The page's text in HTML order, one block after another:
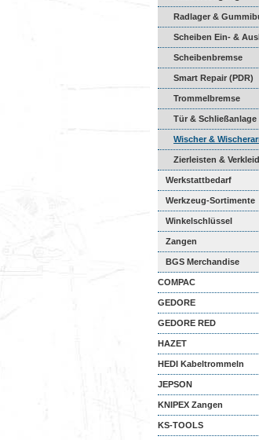
Radlager &
Scheiben Ein- &
Scheibenbremse
Smart Repair (PDR)
Trommelbremse
Tür & Schließanlage
Wischer &
Zierleisten &
Werkstattbedarf
Werkzeug-Sortimente
Winkelschlüssel
Zangen
BGS Merchandise
COMPAC
GEDORE
GEDORE RED
HAZET
HEDI Kabeltrommeln
JEPSON
KNIPEX Zangen
KS-TOOLS